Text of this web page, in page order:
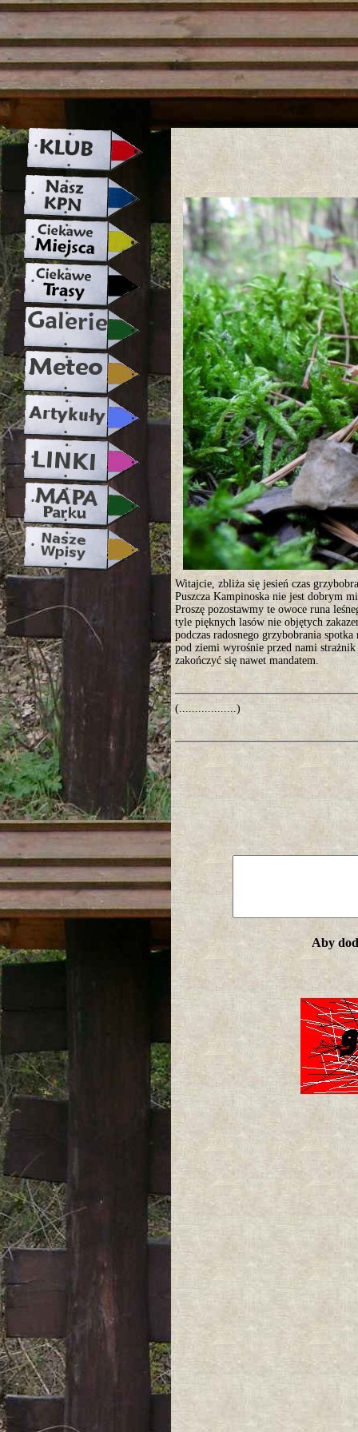
strona w naprawie zapraszamy
Witajcie, zbliża się jesień czas
Puszcza Kampinoska nie jest dobrym
Proszę pozostawmy te owoce runa
tyle pięknych lasów nie objętych
podczas radosnego grzybobrania
pod ziemi wyrośnie przed nami
zakończyć się nawet mandatem.
(..................)
Aby